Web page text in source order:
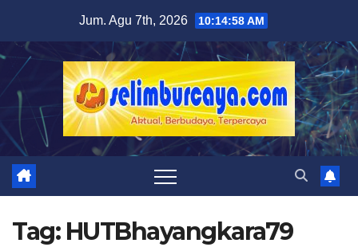
content
Jum. Agu 7th, 2026 10:14:59 AM
Tag: HUTBhayangkara79